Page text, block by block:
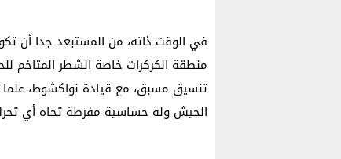
في الوقت ذاته، من المستبعد جدا أن
منطقة الكركرات خاصة الشطر المتاخم
تنسيق مسبق، مع قيادة نواكشوط، علما
الجيش وله حساسية مفرطة تجاه أي